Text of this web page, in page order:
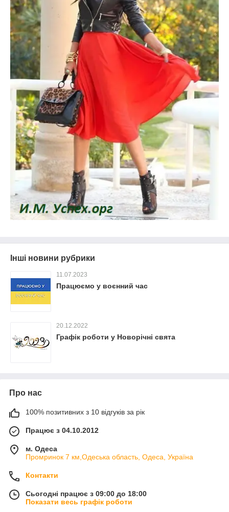
Інші новини рубрики
11.07.2023
Працюємо у воєнний час
20.12.2022
Графік роботи у Новорічні свята
Про нас
100% позитивних з 10 відгуків за рік
Працює з 04.10.2012
м. Одеса
Промринок 7 км,Одеська область, Одеса, Україна
Контакти
Сьогодні працює з 09:00 до 18:00
Показати весь графік роботи